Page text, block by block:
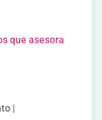
que asesora
|